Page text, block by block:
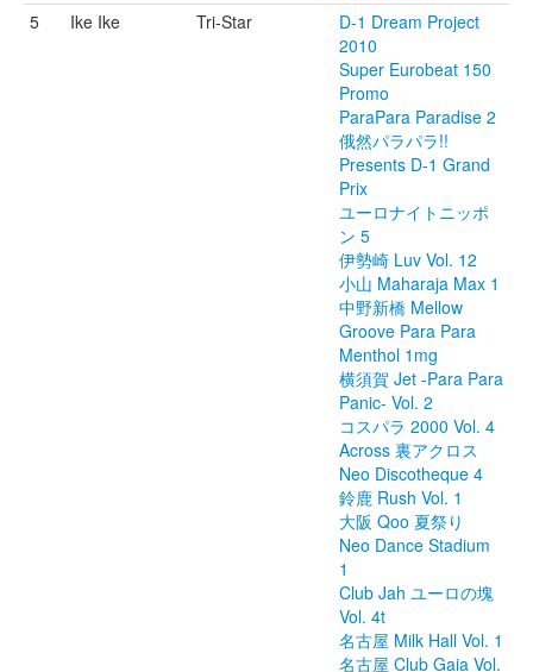
5
Ike Ike Tri-Star
D-1 Dream Project
2010
Super Eurobeat 150
Promo
ParaPara Paradise 2
俄然パラパラ!!
Presents D-1 Grand
Prix
ユーロナイトニッポ
ン 5
伊勢崎 Luv Vol. 12
小山 Maharaja Max 1
中野新橋 Mellow
Groove Para Para
Menthol 1mg
横須賀 Jet -Para Para
Panic- Vol. 2
コスパラ 2000 Vol. 4
Across 裏アクロス
Neo Discotheque 4
鈴鹿 Rush Vol. 1
大阪 Qoo 夏祭り
Neo Dance Stadium
1
Club Jah ユーロの塊
Vol. 4t
名古屋 Milk Hall Vol. 1
名古屋 Club Gaia Vol.